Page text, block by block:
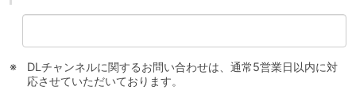
DLチャンネルに関するお問い合わせは、通常5営業日以内に対
応させていただいております。